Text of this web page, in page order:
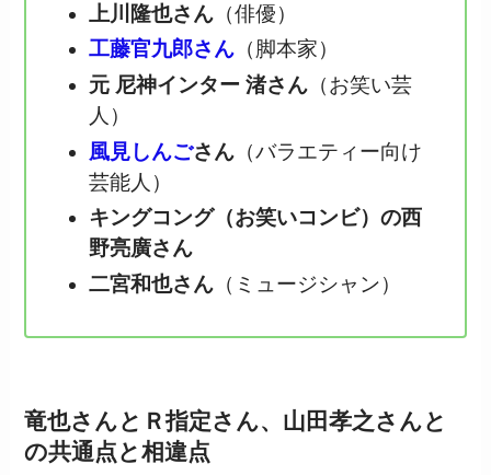
上川隆也さん（俳優）
工藤官九郎さん（脚本家）
元 尼神インター 渚さん（お笑い芸
人）
風見しんごさん（バラエティー向け
芸能人）
キングコング（お笑いコンビ）の西
野亮廣さん
二宮和也さん（ミュージシャン）
竜也さんとＲ指定さん、山田孝之さんと
の共通点と相違点